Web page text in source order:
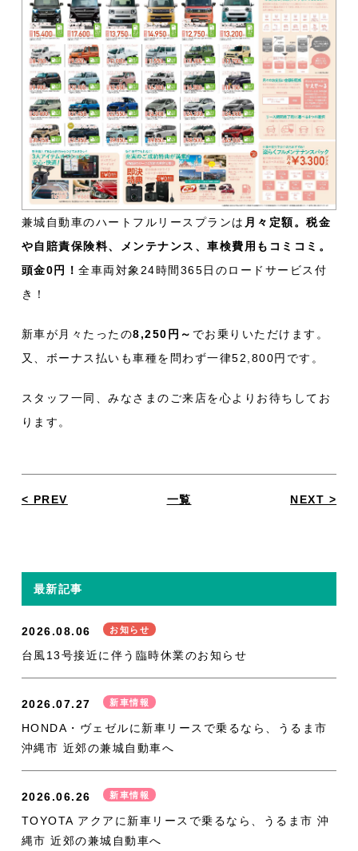
兼城自動車のハートフルリースプランは 月々定額。税金
や自賠責保険料、メンテナンス、車検費用もコミコミ。
頭金0円！全車両対象24時間365日のロードサービス付
き！
新車が月々たったの8,250円～ でお乗りいただけます。
又、ボーナス払いも車種を問わず一律52,800円です。
スタッフ一同、みなさまのご来店を心よりお待ちしてお
ります。
< PREV 一覧 NEXT >
最新記事
2026.08.06 お知らせ
台風13号接近に伴う臨時休業のお知らせ
2026.07.27 新車情報
HONDA・ヴェゼルに新車リースで乗るなら、うるま市
沖縄市 近郊の兼城自動車へ
2026.06.26 新車情報
TOYOTA アクアに新車リースで乗るなら、うるま市 沖
縄市 近郊の兼城自動車へ